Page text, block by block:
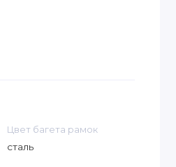
Цвет багета рамок
сталь